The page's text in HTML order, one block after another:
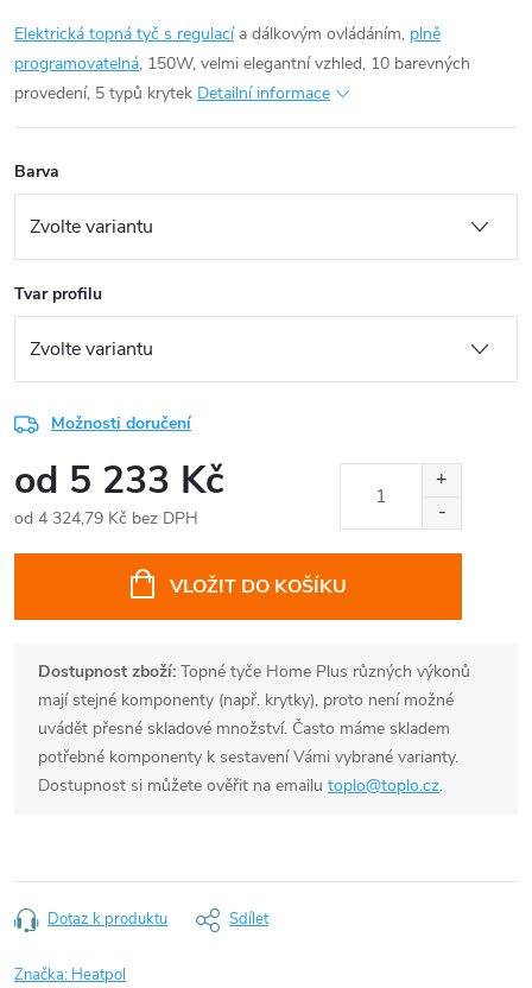
Elektrická topná tyč s regulacía dálkovým ovládáním, plně
programovatelná, 150W, velmi elegantní vzhled, 10 barevných
provedení, 5 typů krytek Detailní informace
Barva
Tvar profilu
Možnosti doručení
od 5 233 Kč
od 4 324,79 Kč bez DPH
VLOŽIT DO KOŠÍKU
Dostupnost zboží: Topné tyče Home Plus různých výkonů
mají stejné komponenty (např. krytky), proto není možné
uvádět přesné skladové množství. Často máme skladem
potřebné komponenty k sestavení Vámi vybrané varianty.
Dostupnost si můžete ověřit na emailu toplo@toplo.cz.
Dotaz k produktu Sdílet
Značka: Heatpol